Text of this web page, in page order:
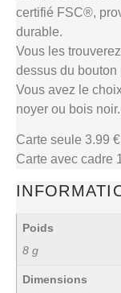
certifié FSC®,
durable.
Vous les
dessus du bouton
Vous avez le
noyer ou bois noir.
Carte seule 3.99 €
Carte avec cadre
Poids
8 g
Dimensions